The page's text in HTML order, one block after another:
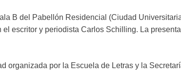
B del Pabellón Residencial (Ciudad
el escritor y periodista Carlos Schilling. La
organizada por la Escuela de Letras y la